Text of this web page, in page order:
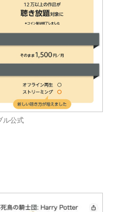
ル公式